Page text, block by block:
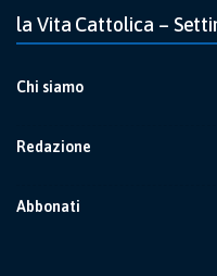
la Vita Cattolica –
Chi siamo
Redazione
Abbonati